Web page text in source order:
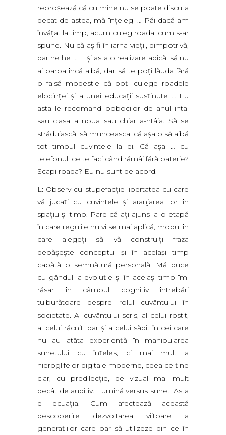
reproşează că cu mine nu se poate discuta
decat de astea, mă înţelegi … Păi dacă am
învăţat la timp, acum culeg roada, cum s-ar
spune. Nu că aş fi în iarna vieţii, dimpotrivă,
dar he he … E şi asta o realizare adică, să nu
ai barba încă albă, dar să te poţi lăuda fără
o falsă modestie că poţi culege roadele
elocinţei şi a unei educaţii susţinute … Eu
asta le recomand bobocilor de anul intai
sau clasa a noua sau chiar a-ntâia. Să se
străduiască, să munceasca, că aşa o să aibă
tot timpul cuvintele la ei. Că aşa … cu
telefonul, ce te faci când rămâi fără baterie?
Scapi roada? Eu nu sunt de acord.
L: Observ cu stupefacţie libertatea cu care
vă jucaţi cu cuvintele şi aranjarea lor în
spaţiu şi timp. Pare că aţi ajuns la o etapă
în care regulile nu vi se mai aplică, modul în
care alegeţi să vă construiţi fraza
depăşeşte conceptul şi în acelaşi timp
capătă o semnătură personală. Mă duce
cu gândul la evoluţie şi în acelaşi timp îmi
răsar în câmpul cognitiv întrebări
tulburătoare despre rolul cuvântului în
societate. Al cuvântului scris, al celui rostit,
al celui răcnit, dar şi a celui sădit în cei care
nu au atâta experienţă în manipularea
sunetului cu înţeles, ci mai mult a
hieroglifelor digitale moderne, ceea ce ţine
clar, cu predilecţie, de vizual mai mult
decât de auditiv. Lumină versus sunet. Asta
e ecuaţia. Cum afectează această
descoperire dezvoltarea viitoare a
generaţiilor care par să utilizeze din ce în